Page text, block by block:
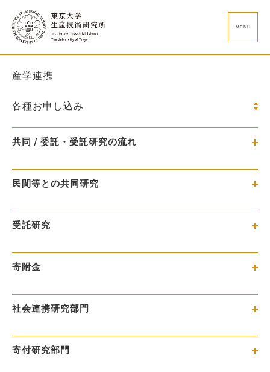
MENU
産学連携
各種お申し込み
共同 / 委託・受託研究の流れ
民間等との共同研究
受託研究
寄附金
社会連携研究部門
寄付研究部門